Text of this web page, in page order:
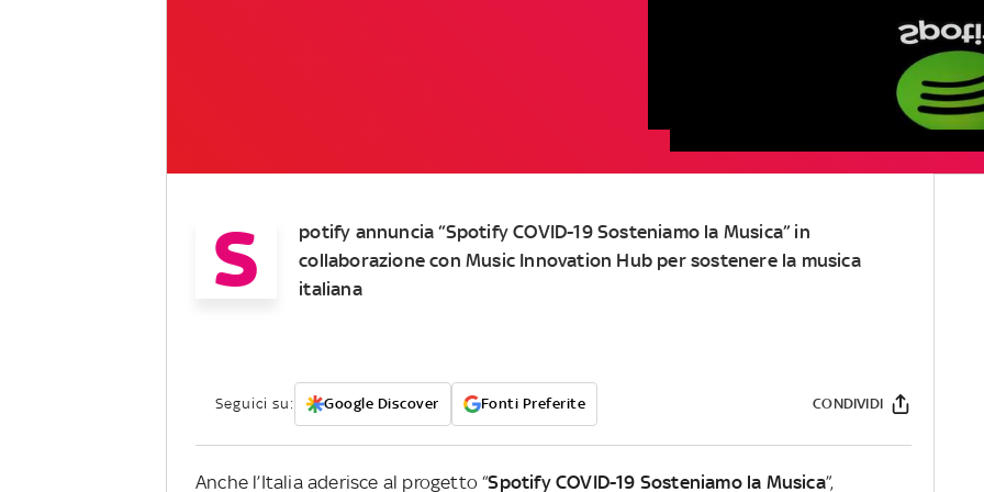
S
potify annuncia “Spotify COVID-19 Sosteniamo la Musica” in
collaborazione con Music Innovation Hub per sostenere la musica
italiana
Seguici su: Google Discover Fonti Preferite CONDIVIDI
Anche l’Italia aderisce al progetto “Spotify COVID-19 Sosteniamo la Musica”,